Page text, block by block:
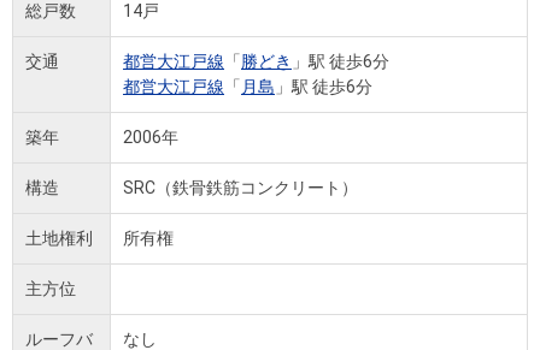
総戸数 14戸
交通 都営大江戸線 「 勝どき 」駅 徒歩6分
都営大江戸線 「 月島 」駅 徒歩6分
築年 2006年
構造 SRC（鉄骨鉄筋コンクリート）
土地権利 所有権
主方位
ルーフバ
なし